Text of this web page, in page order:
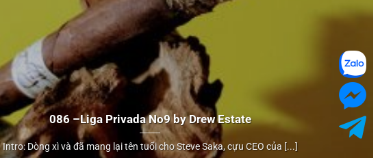
086 –Liga PrivadaNo9 byDrew Estate
Intro: Dòng xì và đã mang lại tên tuổi cho Steve Saka, cựu CEO của [...]